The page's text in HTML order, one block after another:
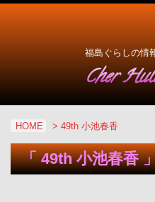
福島ぐらしの情
HOME > 49th 小池春香
「 49th 小池春香